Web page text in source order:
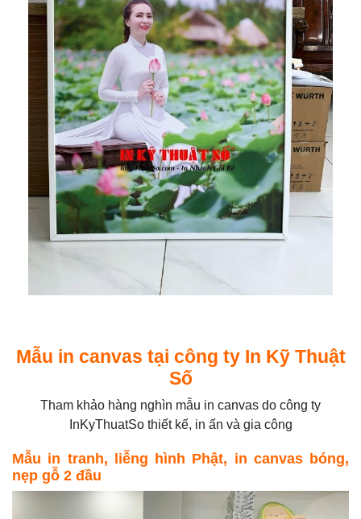
Mẫu in canvas tại công ty In Kỹ Thuật
Số
Tham khảo hàng nghìn mẫu in canvas do công ty
InKyThuatSo thiết kế, in ấn và gia công
Mẫu in tranh, liễng hình Phật, in canvas bóng,
nẹp gỗ 2 đầu